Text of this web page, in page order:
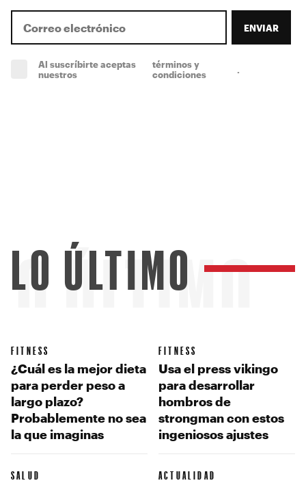
ENVIAR
Al suscríbirte aceptas
nuestros
términos y
condiciones
ÚLTIMO
LO ÚLTIMO
FITNESS
¿Cuál es la mejor dieta
para perder peso a
largo plazo?
Probablemente no sea
la que imaginas
FITNESS
Usa el press vikingo
para desarrollar
hombros de
strongman con estos
ingeniosos ajustes
SALUD ACTUALIDAD